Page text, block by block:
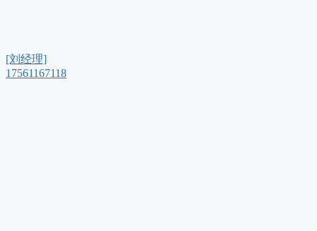
[刘经理]
17561167118